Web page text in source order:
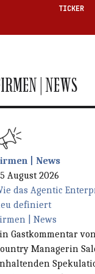
TICKER
Feld.
| NEWS
| News
August 2026
das Agentic
definiert
| News
Gastkommentar
Managerin